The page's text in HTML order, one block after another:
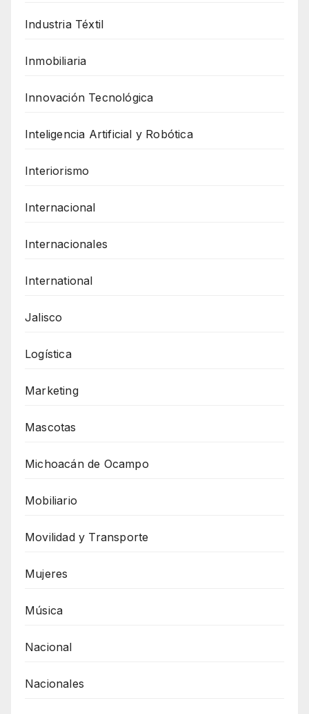
Industria Téxtil
Inmobiliaria
Innovación Tecnológica
Inteligencia Artificial y Robótica
Interiorismo
Internacional
Internacionales
International
Jalisco
Logística
Marketing
Mascotas
Michoacán de Ocampo
Mobiliario
Movilidad y Transporte
Mujeres
Música
Nacional
Nacionales